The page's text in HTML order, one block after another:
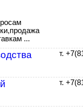
...
т.
т.